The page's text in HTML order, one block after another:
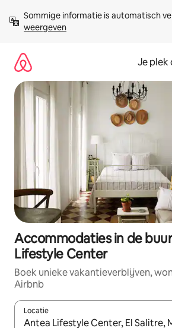
direct
naar
Sommige informatie is automatisch
weergeven
Je plek
Accommodaties in de
Lifestyle Center
Boek unieke vakantieverblijven,
Airbnb
Locatie
Wanneer er resultaten beschikbaar